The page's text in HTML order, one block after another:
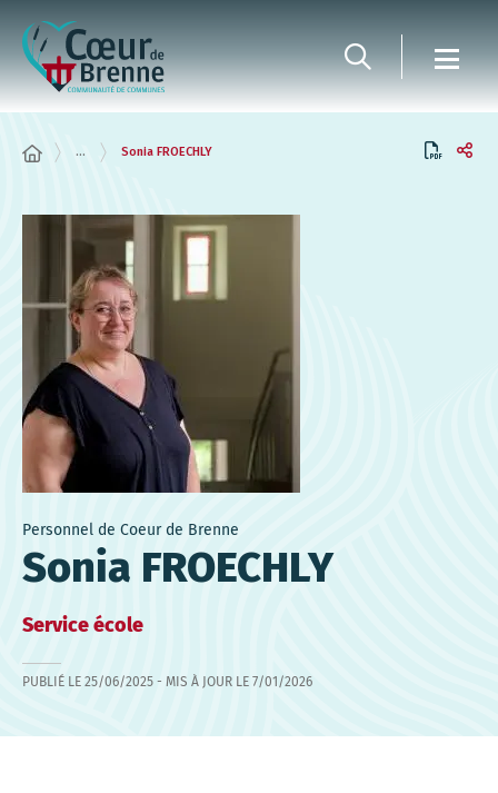
... Sonia FROECHLY
Personnel de Coeur de Brenne
Sonia FROECHLY
Service école
PUBLIÉ LE 25/06/2025 - MIS À JOUR LE 7/01/2026